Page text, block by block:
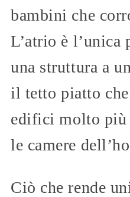
bambini che
L’atrio è l’unica
una struttura a
il tetto piatto
edifici molto più
le camere
Ciò che rende